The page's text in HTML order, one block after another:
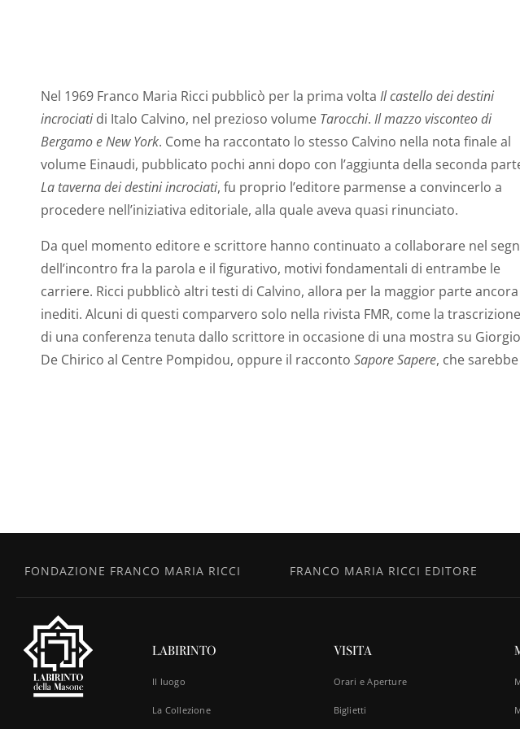
Nel 1969 Franco Maria Ricci pubblicò per la prima volta Il castello dei destini
incrociati di Italo Calvino, nel prezioso volume Tarocchi. Il mazzo visconteo di
Bergamo e New York. Come ha raccontato lo stesso Calvino nella nota finale al
volume Einaudi, pubblicato pochi anni dopo con l’aggiunta della seconda
La taverna dei destini incrociati, fu proprio l’editore parmense a convincerlo a
procedere nell’iniziativa editoriale, alla quale aveva quasi rinunciato.
Da quel momento editore e scrittore hanno continuato a collaborare nel
dell’incontro fra la parola e il figurativo, motivi fondamentali di entrambe le
carriere. Ricci pubblicò altri testi di Calvino, allora per la maggior parte ancora
inediti. Alcuni di questi comparvero solo nella rivista FMR, come la trascrizione
di una conferenza tenuta dallo scrittore in occasione di una mostra su Giorgio
De Chirico al Centre Pompidou, oppure il racconto Sapore Sapere, che sarebbe
FONDAZIONE FRANCO MARIA RICCI FRANCO MARIA RICCI EDITORE
LABIRINTO
Il luogo
La Collezione
VISITA
Orari e Aperture
Biglietti